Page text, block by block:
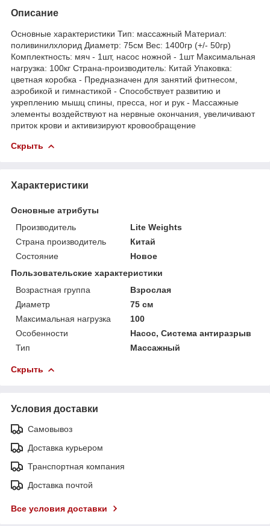
Описание
Основные характеристики Тип: массажный Материал:
поливинилхлорид Диаметр: 75см Вес: 1400гр (+/- 50гр)
Комплектность: мяч - 1шт, насос ножной - 1шт Максимальная
нагрузка: 100кг Страна-производитель: Китай Упаковка:
цветная коробка - Предназначен для занятий фитнесом,
аэробикой и гимнастикой - Способствует развитию и
укреплению мышц спины, пресса, ног и рук - Массажные
элементы воздействуют на нервные окончания, увеличивают
приток крови и активизируют кровообращение
Скрыть
Характеристики
Основные атрибуты
Производитель
Lite Weights
Страна производитель
Китай
Состояние
Новое
Пользовательские характеристики
Возрастная группа
Взрослая
Диаметр
75 см
Максимальная нагрузка
100
Особенности
Насос, Система антиразрыв
Тип
Массажный
Скрыть
Условия доставки
Самовывоз
Доставка курьером
Транспортная компания
Доставка почтой
Все условия доставки